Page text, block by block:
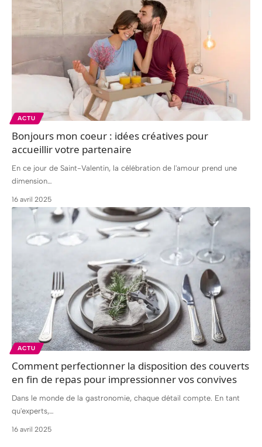
ACTU
Bonjours mon coeur : idées créatives pour
accueillir votre partenaire
En ce jour de Saint-Valentin, la célébration de l'amour prend une
dimension…
16 avril 2025
ACTU
Comment perfectionner la disposition des couverts
en fin de repas pour impressionner vos convives
Dans le monde de la gastronomie, chaque détail compte. En tant
qu'experts,…
16 avril 2025